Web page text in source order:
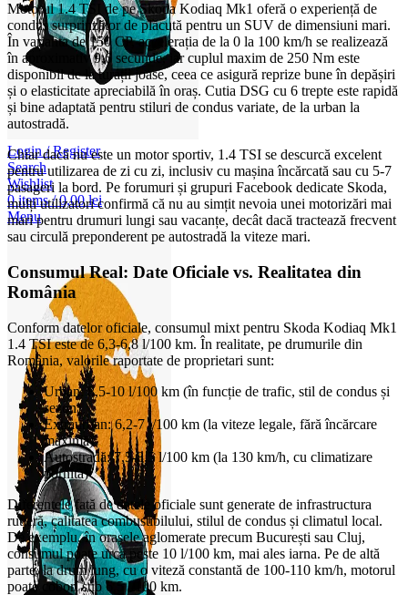
Login / Register
Search
Wishlist
0items / 0,00lei
Menu
Motorul 1.4 TSI de pe Skoda Kodiaq Mk1 oferă o experiență de
condus surprinzător de plăcută pentru un SUV de dimensiuni mari.
În varianta de 150 CP, accelerația de la 0 la 100 km/h se realizează
în aproximativ 9,6 secunde, iar cuplul maxim de 250 Nm este
disponibil de la turații joase, ceea ce asigură reprize bune în depășiri
și o elasticitate apreciabilă în oraș. Cutia DSG cu 6 trepte este rapidă
și bine adaptată pentru stiluri de condus variate, de la urban la
autostradă.
Chiar dacă nu este un motor sportiv, 1.4 TSI se descurcă excelent
pentru utilizarea de zi cu zi, inclusiv cu mașina încărcată sau cu 5-7
pasageri la bord. Pe forumuri și grupuri Facebook dedicate Skoda,
mulți utilizatori confirmă că nu au simțit nevoia unei motorizări mai
mari pentru drumuri lungi sau vacanțe, decât dacă tractează frecvent
sau circulă preponderent pe autostradă la viteze mari.
Consumul Real: Date Oficiale vs. Realitatea din
România
Conform datelor oficiale, consumul mixt pentru Skoda Kodiaq Mk1
1.4 TSI este de 6,3-6,8 l/100 km. În realitate, pe drumurile din
România, valorile raportate de proprietari sunt:
Urban: 8,5-10 l/100 km (în funcție de trafic, stil de condus și
sezon)
Extraurban: 6,2-7 l/100 km (la viteze legale, fără încărcare
maximă)
Autostradă: 7,5-8,5 l/100 km (la 130 km/h, cu climatizare
pornită)
Diferențele față de datele oficiale sunt generate de infrastructura
rutieră, calitatea combustibilului, stilul de condus și climatul local.
De exemplu, în orașele aglomerate precum București sau Cluj,
consumul poate urca peste 10 l/100 km, mai ales iarna. Pe de altă
parte, la drum lung, cu o viteză constantă de 100-110 km/h, motorul
poate coborî sub 6,5 l/100 km.